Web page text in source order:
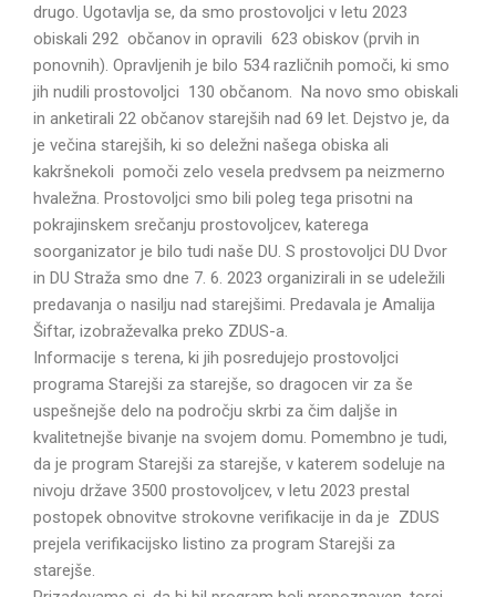
drugo. Ugotavlja se, da smo prostovoljci v letu 2023
obiskali 292 občanov in opravili 623 obiskov (prvih in
ponovnih). Opravljenih je bilo 534 različnih pomoči, ki smo
jih nudili prostovoljci 130 občanom. Na novo smo obiskali
in anketirali 22 občanov starejših nad 69 let. Dejstvo je, da
je večina starejših, ki so deležni našega obiska ali
kakršnekoli pomoči zelo vesela predvsem pa neizmerno
hvaležna. Prostovoljci smo bili poleg tega prisotni na
pokrajinskem srečanju prostovoljcev, katerega
soorganizator je bilo tudi naše DU. S prostovoljci DU Dvor
in DU Straža smo dne 7. 6. 2023 organizirali in se udeležili
predavanja o nasilju nad starejšimi. Predavala je Amalija
Šiftar, izobraževalka preko ZDUS-a.
Informacije s terena, ki jih posredujejo prostovoljci
programa Starejši za starejše, so dragocen vir za še
uspešnejše delo na področju skrbi za čim daljše in
kvalitetnejše bivanje na svojem domu. Pomembno je tudi,
da je program Starejši za starejše, v katerem sodeluje na
nivoju države 3500 prostovoljcev, v letu 2023 prestal
postopek obnovitve strokovne verifikacije in da je ZDUS
prejela verifikacijsko listino za program Starejši za
starejše.